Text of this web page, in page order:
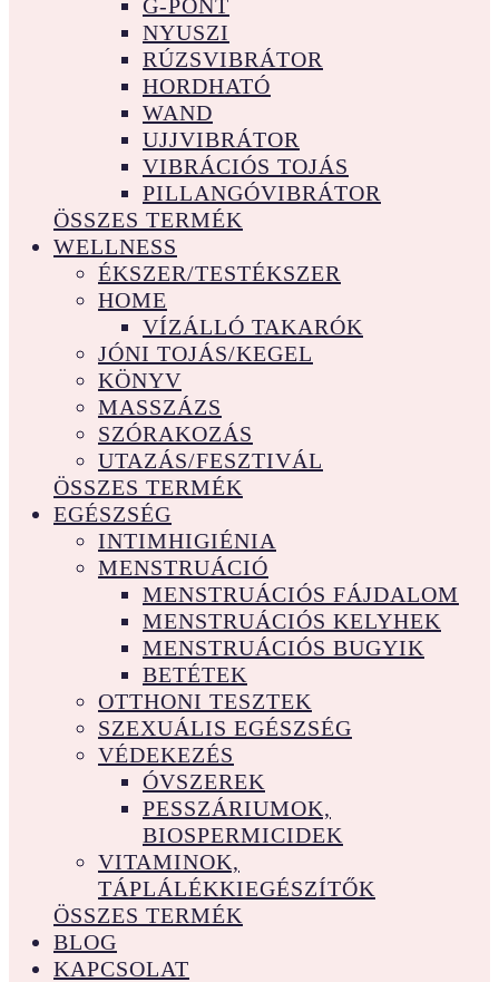
G-PONT
NYUSZI
RÚZSVIBRÁTOR
HORDHATÓ
WAND
UJJVIBRÁTOR
VIBRÁCIÓS TOJÁS
PILLANGÓVIBRÁTOR
ÖSSZES TERMÉK
WELLNESS
ÉKSZER/TESTÉKSZER
HOME
VÍZÁLLÓ TAKARÓK
JÓNI TOJÁS/KEGEL
KÖNYV
MASSZÁZS
SZÓRAKOZÁS
UTAZÁS/FESZTIVÁL
ÖSSZES TERMÉK
EGÉSZSÉG
INTIMHIGIÉNIA
MENSTRUÁCIÓ
MENSTRUÁCIÓS FÁJDALOM
MENSTRUÁCIÓS KELYHEK
MENSTRUÁCIÓS BUGYIK
BETÉTEK
OTTHONI TESZTEK
SZEXUÁLIS EGÉSZSÉG
VÉDEKEZÉS
ÓVSZEREK
PESSZÁRIUMOK,
BIOSPERMICIDEK
VITAMINOK,
TÁPLÁLÉKKIEGÉSZÍTŐK
ÖSSZES TERMÉK
BLOG
KAPCSOLAT